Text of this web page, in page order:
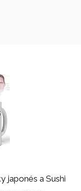
japonés a Sushi